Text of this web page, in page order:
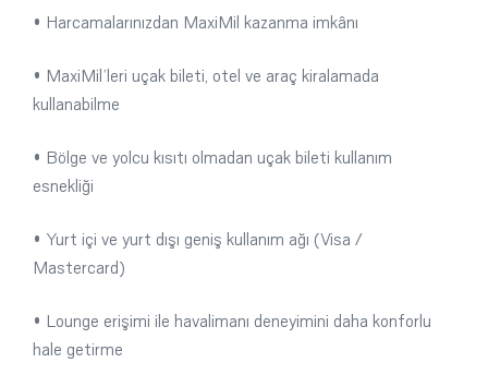
• Harcamalarınızdan MaxiMil kazanma imkânı
• MaxiMil’leri uçak bileti, otel ve araç kiralamada
kullanabilme
• Bölge ve yolcu kısıtı olmadan uçak bileti kullanım
esnekliği
• Yurt içi ve yurt dışı geniş kullanım ağı (Visa /
Mastercard)
• Lounge erişimi ile havalimanı deneyimini daha konforlu
hale getirme